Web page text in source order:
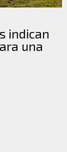
indican
una